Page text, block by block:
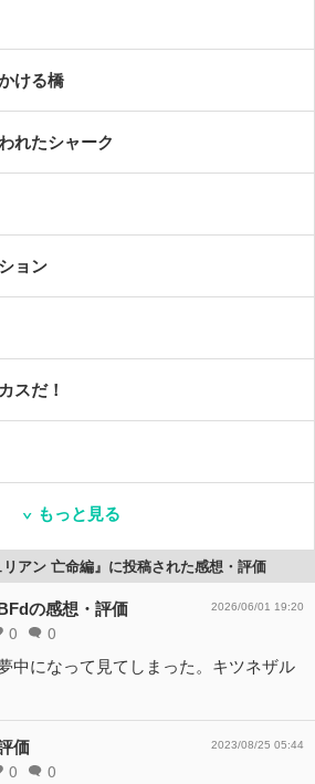
ける橋
れたシャーク
ョン
スだ！
もっと見る
リアン 亡命編』に投稿された感想・評価
の感想・評価
0 0
2026/06/01 19:20
中になって見てしまった。キツネザル
価
0 0
2023/08/25 05:44